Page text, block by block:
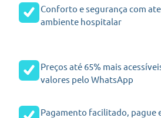
Conforto e segurança com
ambiente hospitalar
Preços até 65% mais
valores pelo WhatsApp
Pagamento facilitado, pague